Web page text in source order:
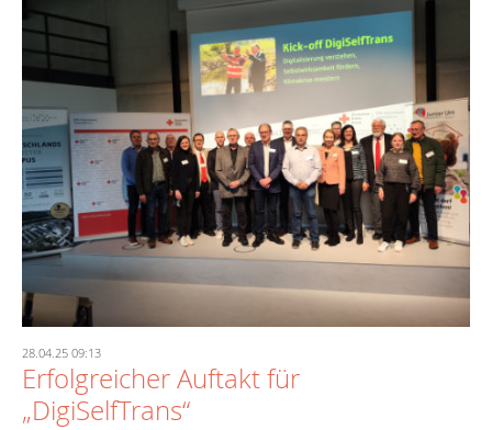
28.04.25 09:13
Erfolgreicher Auftakt für
„DigiSelfTrans“